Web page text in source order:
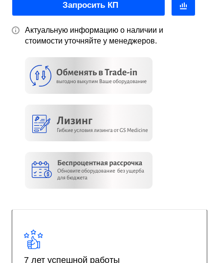
Запросить КП
Актуальную информацию о наличии и
стоимости уточняйте у менеджеров.
7 лет успешной работы